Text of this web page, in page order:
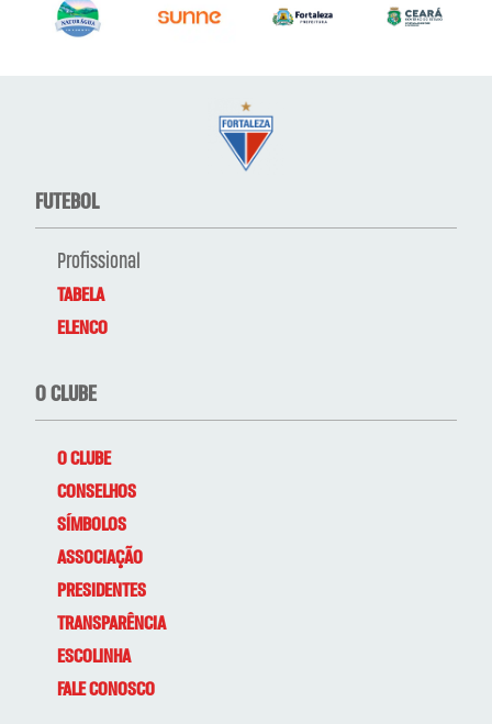
FUTEBOL
Profissional
TABELA
ELENCO
O CLUBE
O CLUBE
CONSELHOS
SÍMBOLOS
ASSOCIAÇÃO
PRESIDENTES
TRANSPARÊNCIA
ESCOLINHA
FALE CONOSCO